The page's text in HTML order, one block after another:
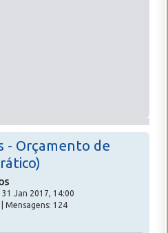
- Orçamento de
Jan 2017, 14:00
Mensagens: 124